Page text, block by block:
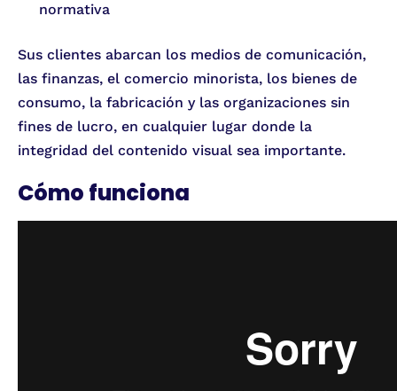
normativa
Sus clientes abarcan los medios de comunicación,
las finanzas, el comercio minorista, los bienes de
consumo, la fabricación y las organizaciones sin
fines de lucro, en cualquier lugar donde la
integridad del contenido visual sea importante.
Cómo funciona